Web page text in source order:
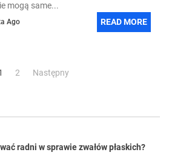
mogą same...
Ago READ MORE
2 Następny
radni w sprawie zwałów płaskich?